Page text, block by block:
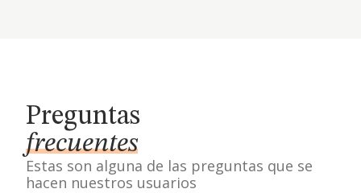
Preguntas
frecuentes
Estas son alguna de las preguntas que se
hacen nuestros usuarios